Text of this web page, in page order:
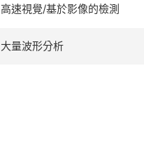
高速視覺/基於影像的檢測
大量波形分析